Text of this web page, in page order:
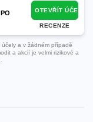
OTEVŘÍT ÚČET
RECENZE
a v žádném případě
a akcií je velmi rizikové a